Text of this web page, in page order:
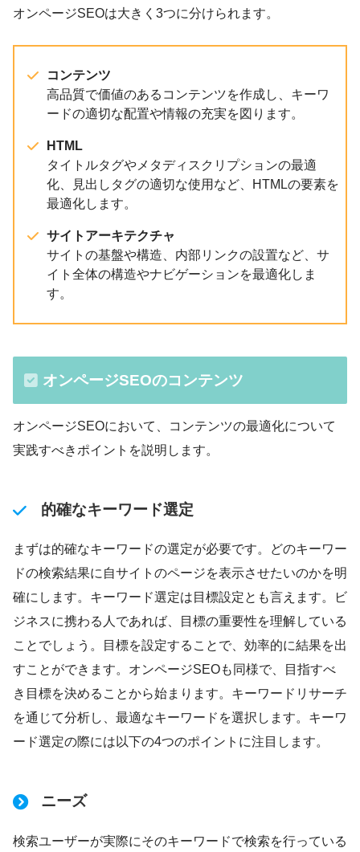
オンページSEOは大きく3つに分けられます。
コンテンツ
高品質で価値のあるコンテンツを作成し、キーワ
ードの適切な配置や情報の充実を図ります。
HTML
タイトルタグやメタディスクリプションの最適
化、見出しタグの適切な使用など、HTMLの要素を
最適化します。
サイトアーキテクチャ
サイトの基盤や構造、内部リンクの設置など、サ
イト全体の構造やナビゲーションを最適化しま
す。
オンページSEOのコンテンツ
オンページSEOにおいて、コンテンツの最適化について
実践すべきポイントを説明します。
的確なキーワード選定
まずは的確なキーワードの選定が必要です。どのキーワー
ドの検索結果に自サイトのページを表示させたいのかを明
確にします。キーワード選定は目標設定とも言えます。ビ
ジネスに携わる人であれば、目標の重要性を理解している
ことでしょう。目標を設定することで、効率的に結果を出
すことができます。オンページSEOも同様で、目指すべ
き目標を決めることから始まります。キーワードリサーチ
を通じて分析し、最適なキーワードを選択します。キーワ
ード選定の際には以下の4つのポイントに注目します。
ニーズ
検索ユーザーが実際にそのキーワードで検索を行っている